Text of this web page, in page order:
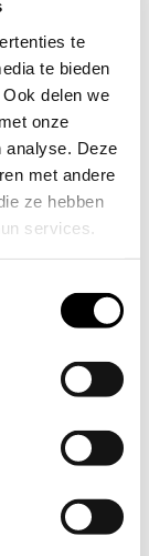
te
te bieden
delen we
onze
analyse. Deze
met andere
ze hebben
services.
& BE
Handig om
Miranda en